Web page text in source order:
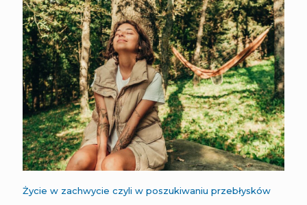
Życie w zachwycie czyli w poszukiwaniu przebłysków